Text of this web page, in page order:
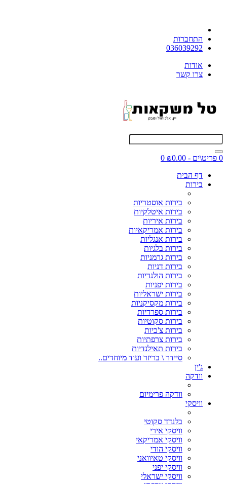
התחברות
036039292
אודות
צרו קשר
0 פריט\ים - ₪0.00
0
דף הבית
בירות
בירות אוסטריות
בירות איטלקיות
בירות איריות
בירות אמריקאיות
בירות אנגליות
בירות בלגיות
בירות גרמניות
בירות דניות
בירות הולנדיות
בירות יפניות
בירות ישראליות
בירות מקסיקניות
בירות ספרדיות
בירות סקוטיות
בירות צ'כיות
בירות צרפתיות
בירות תאילנדיות
סיידר \ בריזר ועוד מיוחדים..
ג'ין
וודקה
וודקה פרימיום
וויסקי
בלנדד סקוטי
וויסקי אירי
וויסקי אמריקאי
וויסקי הודי
וויסקי טאיוואני
וויסקי יפני
וויסקי ישראלי